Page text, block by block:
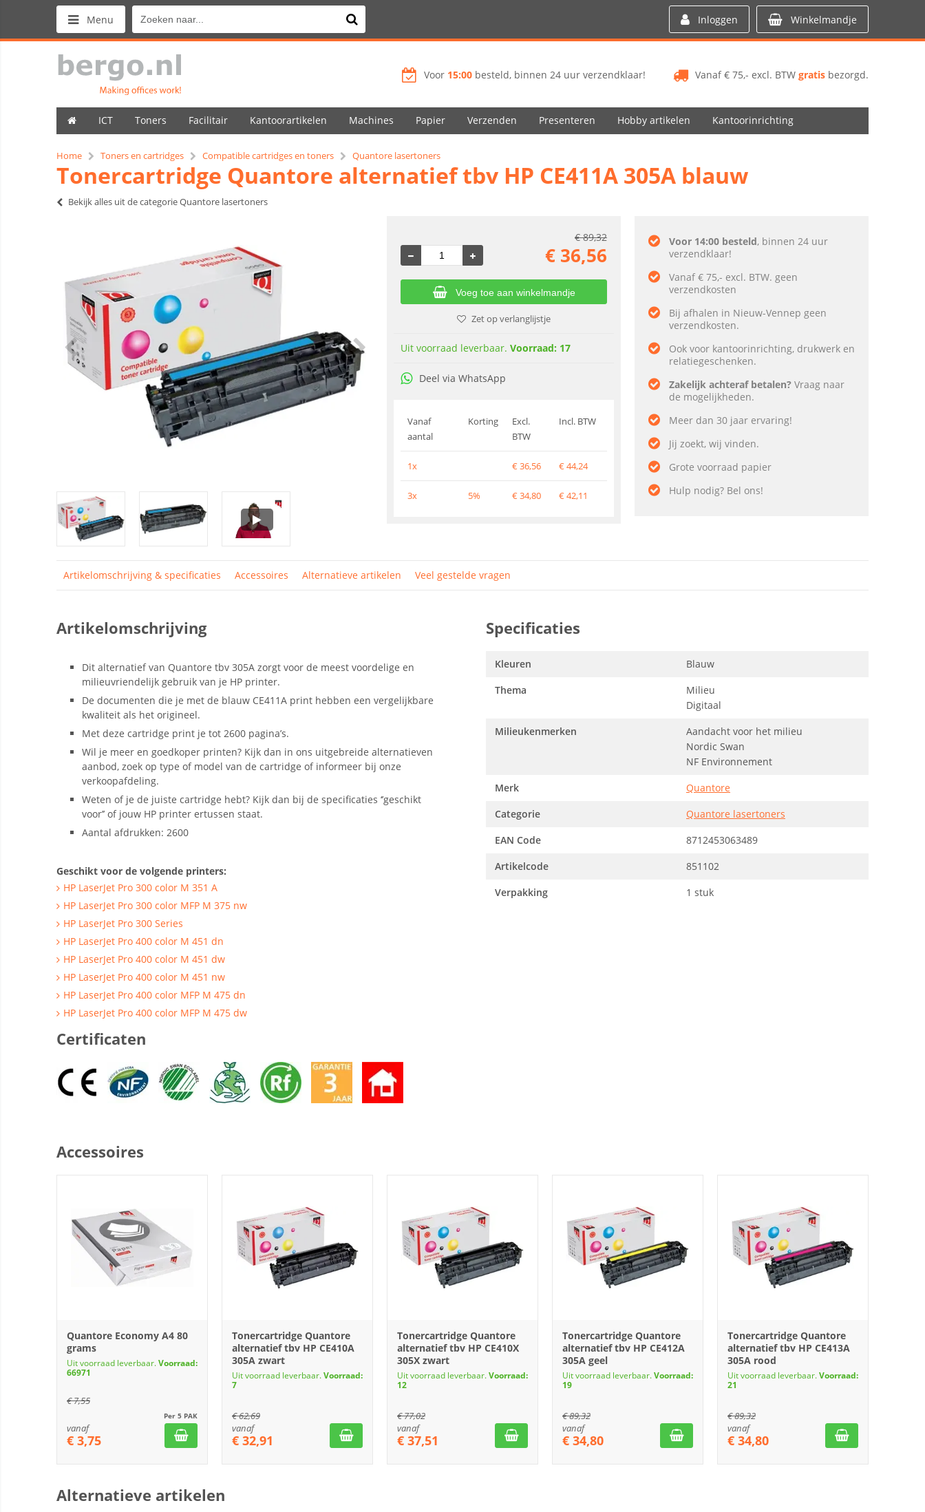
Menu Inloggen Winkelmandje
Vanaf € 75,- excl. BTW gratis bezorgd.
Voor 15:00 besteld, binnen 24 uur verzendklaar!
ICT Toners Facilitair Kantoorartikelen Machines Papier Verzenden Presenteren Hobby artikelen Kantoorinrichting
Home Toners en cartridges Compatible cartridges en toners Quantore lasertoners
Tonercartridge Quantore alternatief tbv HP CE411A 305A blauw
Bekijk alles uit de categorie Quantore lasertoners
€89,32
€ 36,56
Voeg toe aan winkelmandje
Zet op verlanglijstje
Uit voorraad leverbaar. Voorraad: 17
Deel via WhatsApp
Vanaf
aantal
Korting
Excl.
BTW
Incl. BTW
1x €36,56 €44,24
3x 5% €34,80 €42,11
Voor 14:00 besteld, binnen 24 uur
verzendklaar!
Vanaf € 75,- excl. BTW. geen
verzendkosten
Bij afhalen in Nieuw-Vennep geen
verzendkosten.
Ook voor kantoorinrichting, drukwerk en
relatiegeschenken.
Zakelijk achteraf betalen? Vraag naar
de mogelijkheden.
Meer dan 30 jaar ervaring!
Jij zoekt, wij vinden.
Grote voorraad papier
Hulp nodig? Bel ons!
Artikelomschrijving & specificaties Accessoires Alternatieve artikelen Veel gestelde vragen
Artikelomschrijving
Dit alternatief van Quantore tbv 305A zorgt voor de meest voordelige en
milieuvriendelijk gebruik van je HP printer.
De documenten die je met de blauw CE411A print hebben een vergelijkbare
kwaliteit als het origineel.
Met deze cartridge print je tot 2600 pagina’s.
Wil je meer en goedkoper printen? Kijk dan in ons uitgebreide alternatieven
aanbod, zoek op type of model van de cartridge of informeer bij onze
verkoopafdeling.
Weten of je de juiste cartridge hebt? Kijk dan bij de specificaties ‘’geschikt
voor’’ of jouw HP printer ertussen staat.
Aantal afdrukken: 2600
Geschikt voor de volgende printers:
HP LaserJet Pro 300 color M 351 A
HP LaserJet Pro 300 color MFP M 375 nw
HP LaserJet Pro 300 Series
HP LaserJet Pro 400 color M 451 dn
HP LaserJet Pro 400 color M 451 dw
HP LaserJet Pro 400 color M 451 nw
HP LaserJet Pro 400 color MFP M 475 dn
HP LaserJet Pro 400 color MFP M 475 dw
Certificaten
Specificaties
Kleuren
Blauw
Thema
Milieu
Digitaal
Milieukenmerken
Aandacht voor het milieu
Nordic Swan
NF Environnement
Merk
Quantore
Categorie
Quantore lasertoners
EAN Code
8712453063489
Artikelcode
851102
Verpakking
1 stuk
Accessoires
Quantore Economy A4 80
grams
Uit voorraad leverbaar.Voorraad:
66971
€7,55
Per 5 PAK
vanaf
€ 3,75
Tonercartridge Quantore
alternatief tbv HP CE410A
305A zwart
Uit voorraad leverbaar.Voorraad:
7
€62,69
vanaf
€ 32,91
Tonercartridge Quantore
alternatief tbv HP CE410X
305X zwart
Uit voorraad leverbaar.Voorraad:
12
€77,02
vanaf
€ 37,51
Tonercartridge Quantore
alternatief tbv HP CE412A
305A geel
Uit voorraad leverbaar.Voorraad:
19
€89,32
vanaf
€ 34,80
Tonercartridge Quantore
alternatief tbv HP CE413A
305A rood
Uit voorraad leverbaar.Voorraad:
21
€89,32
vanaf
€ 34,80
Alternatieve artikelen